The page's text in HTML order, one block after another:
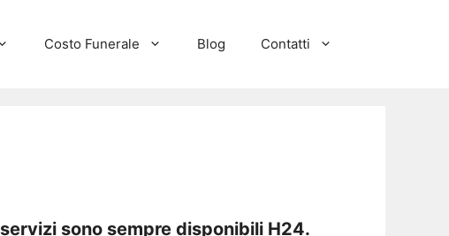
Costo Funerale Blog Contatti
sono sempre disponibili H24.